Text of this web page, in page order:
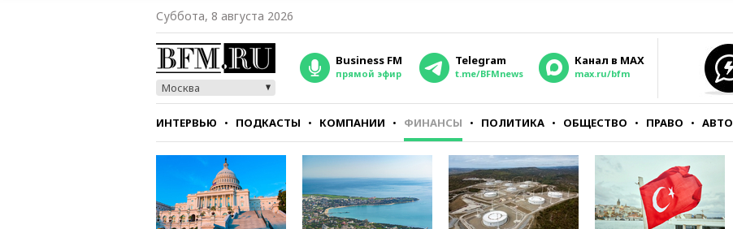
Суббота, 8 августа 2026
Москва
Business FM
прямой эфир
Telegram
t.me/BFMnews
Канал в MAX
max.ru/bfm
ИНТЕРВЬЮ ПОДКАСТЫ КОМПАНИИ ФИНАНСЫ ПОЛИТИКА ОБЩЕСТВО ПРАВО АВТО
СТИЛЬ ТЕСТЫ